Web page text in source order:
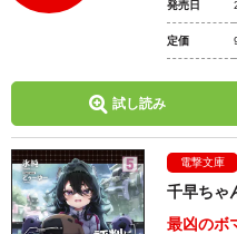
発売日
定価
試し読み
電撃文庫
千早ちゃ
最凶のボ